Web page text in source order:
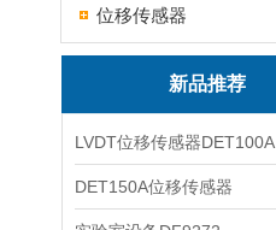
位移传感器
新品推荐
LVDT位移传感器DET100A
DET150A位移传感器